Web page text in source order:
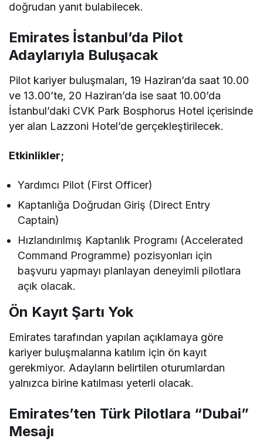
doğrudan yanıt bulabilecek.
Emirates İstanbul’da Pilot
Adaylarıyla Buluşacak
Pilot kariyer buluşmaları, 19 Haziran’da saat 10.00
ve 13.00’te, 20 Haziran’da ise saat 10.00’da
İstanbul’daki CVK Park Bosphorus Hotel içerisinde
yer alan Lazzoni Hotel’de gerçekleştirilecek.
Etkinlikler;
Yardımcı Pilot (First Officer)
Kaptanlığa Doğrudan Giriş (Direct Entry
Captain)
Hızlandırılmış Kaptanlık Programı (Accelerated
Command Programme) pozisyonları için
başvuru yapmayı planlayan deneyimli pilotlara
açık olacak.
Ön Kayıt Şartı Yok
Emirates tarafından yapılan açıklamaya göre
kariyer buluşmalarına katılım için ön kayıt
gerekmiyor. Adayların belirtilen oturumlardan
yalnızca birine katılması yeterli olacak.
Emirates’ten Türk Pilotlara “Dubai”
Mesajı